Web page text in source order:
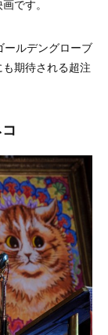
です。
ールデングローブ
期待される超注